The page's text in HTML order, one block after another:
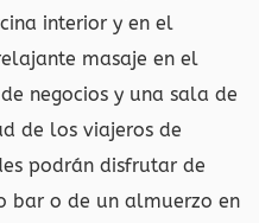
interior y en el
masaje en el
negocios y una sala de
de los viajeros de
podrán disfrutar de
bar o de un almuerzo en